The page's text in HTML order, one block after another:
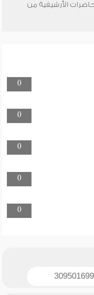
الأرشيفية من
0
0
0
0
0